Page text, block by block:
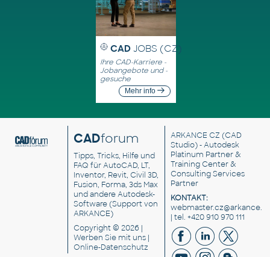
CAD JOBS (CZ)
Ihre CAD-Karriere -
Jobangebote und -
gesuche
Mehr info
CADforum
Tipps, Tricks, Hilfe und
FAQ für AutoCAD, LT,
Inventor, Revit, Civil 3D,
Fusion, Forma, 3ds Max
und andere Autodesk-
Software (Support von
ARKANCE)
Copyright © 2026 |
Werben Siemit uns |
Online-Datenschutz
ARKANCE CZ (CAD
Studio) - Autodesk
Platinum Partner &
Training Center &
Consulting Services
Partner
KONTAKT:
| tel. +420 910 970 111